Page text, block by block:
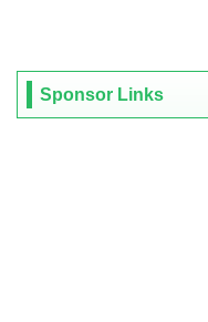
Sponsor Links